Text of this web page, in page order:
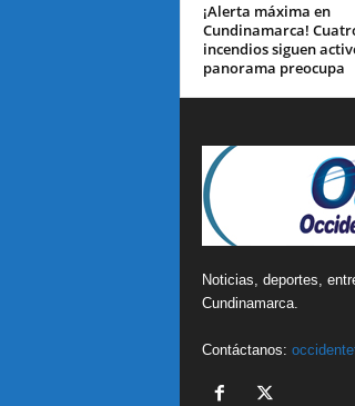
¡Alerta máxima en
Cundinamarca!
incendios siguen
panorama preocupa
Noticias, deportes,
Cundinamarca.
Contáctanos: